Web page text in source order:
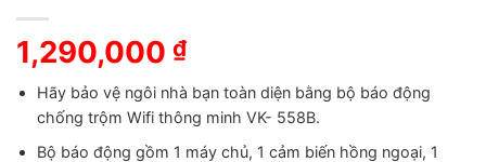
1,290,000 ₫
Hãy bảo vệ ngôi nhà bạn toàn diện bằng bộ báo động
chống trộm Wifi thông minh VK- 558B.
Bộ báo động gồm 1 máy chủ, 1 cảm biến hồng ngoại, 1